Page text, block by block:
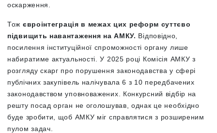
оскарження.
Тож євроінтеграція в межах цих реформ суттєво
підвищить навантаження на АМКУ. Відповідно,
посилення інституційної спроможності органу лише
набиратиме актуальності. У 2025 році Комісія АМКУ з
розгляду скарг про порушення законодавства у сфері
публічних закупівель налічувала 6 з 10 передбачених
законодавством уповноважених. Конкурсний відбір на
решту посад орган не оголошував, однак це необхідно
буде зробити, щоб АМКУ міг справлятися з розширеним
пулом задач.